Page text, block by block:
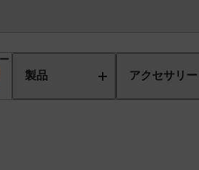
製品 アクセサリー
ド